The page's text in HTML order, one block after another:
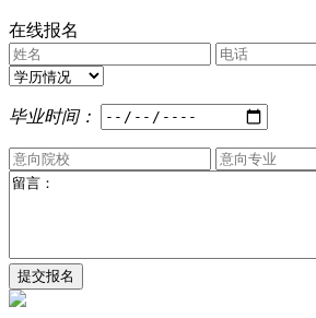
在线报名
毕业时间：